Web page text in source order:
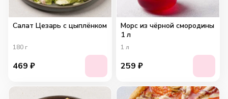
Салат Цезарь с цыплёнком
180 г
469 ₽
Морс из чёрной смородины
1 л
1 л
259 ₽